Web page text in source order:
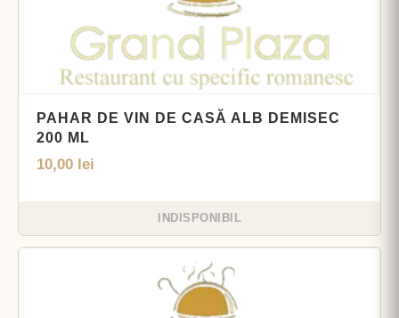
PAHAR DE VIN DE CASĂ ALB DEMISEC
200 ML
10,00 lei
INDISPONIBIL